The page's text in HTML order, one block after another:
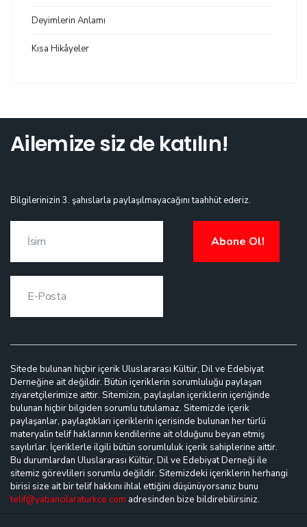
Deyimlerin Anlamı
Kısa Hikâyeler
Ailemize siz de katılın!
Bilgilerinizin 3. şahıslarla paylaşılmayacağını taahhüt ederiz.
Abone Ol!
Sitede bulunan hiçbir içerik Uluslararası Kültür, Dil ve Edebiyat
Derneğine ait değildir. Bütün içeriklerin sorumluluğu paylaşan
ziyaretçilerimize aittir. Sitemizin, paylaşılan içeriklerin içeriğinde
bulunan hiçbir bilgiden sorumlu tutulamaz. Sitemizde içerik
paylaşanlar, paylaştıkları içeriklerin içerisinde bulunan her türlü
materyalin telif haklarının kendilerine ait olduğunu beyan etmiş
sayılırlar. İçeriklerle ilgili bütün sorumluluk içerik sahiplerine aittir.
Bu durumlardan Uluslararası Kültür, Dil ve Edebiyat Derneği ile
sitemiz görevlileri sorumlu değildir. Sitemizdeki içeriklerin herhangi
birisi size ait bir telif hakkını ihlal ettiğini düşünüyorsanız bunu
telif@yabancilaraturkce.com adresinden bize bildirebilirsiniz.